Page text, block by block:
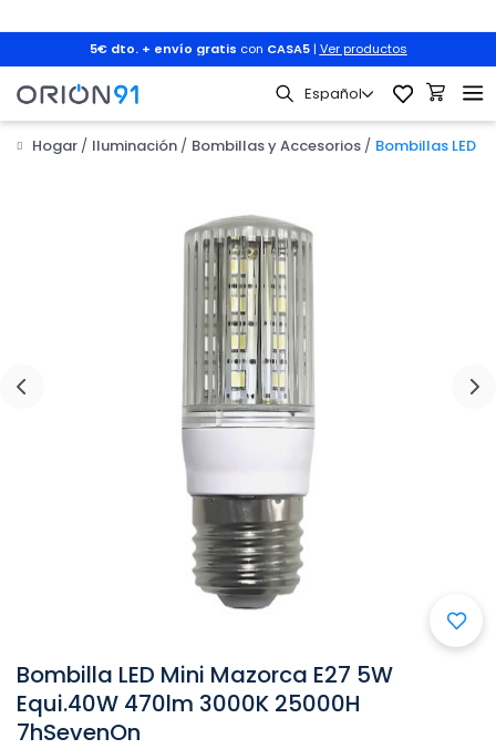
5€ dto. + envío gratis con CASA5| Ver productos
Hogar Iluminación Bombillas y Accesorios Bombillas LED
Bombilla LED Mini Mazorca E27 5W
Equi.40W 470lm 3000K 25000H
7hSevenOn